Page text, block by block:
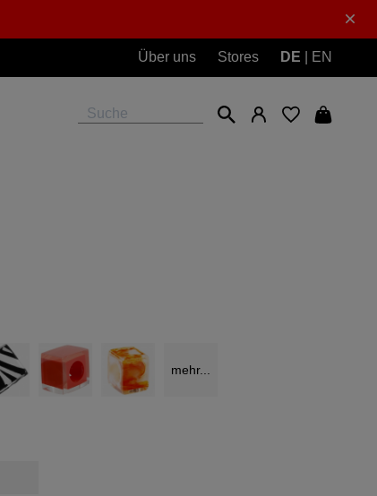
Über uns Stores DE EN
mehr...